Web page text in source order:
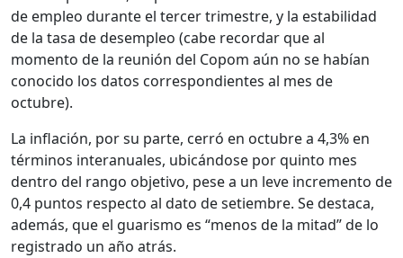
de empleo durante el tercer trimestre, y la estabilidad
de la tasa de desempleo (cabe recordar que al
momento de la reunión del Copom aún no se habían
conocido los datos correspondientes al mes de
octubre).
La inflación, por su parte, cerró en octubre a 4,3% en
términos interanuales, ubicándose por quinto mes
dentro del rango objetivo, pese a un leve incremento de
0,4 puntos respecto al dato de setiembre. Se destaca,
además, que el guarismo es “menos de la mitad” de lo
registrado un año atrás.